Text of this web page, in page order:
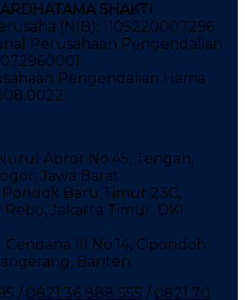
SHAKTI
(NIB): 1105220007296
Perusahaan Pengendalian
Pengendalian Hama
Abror No.45, Tengah,
Jawa Barat
Pondok Baru Timur 23C,
Jakarta Timur, DKI
Cendana III No.14, Cipondoh
Banten.
/ 0821 36 888 555 / 0821 70